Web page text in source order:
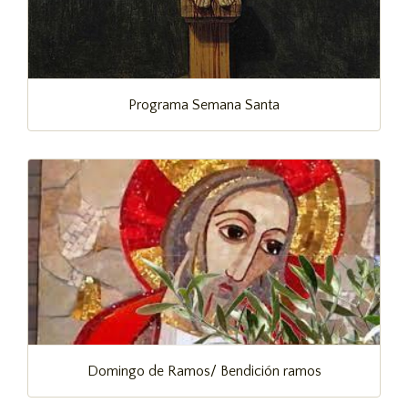
Programa Semana Santa
Domingo de Ramos/ Bendición ramos